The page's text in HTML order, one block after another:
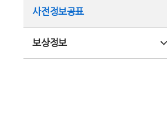
사전정보공표
보상정보